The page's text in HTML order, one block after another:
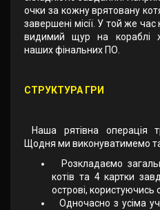
очки за кожну врятовану
завершені місії. У той же
видимий щур на кораблі
наших фінальних ПО.
СТРУКТУРА ГРИ
Наша рятівна операція
Щодня ми виконуватимемо
Розкладаємо
котів та 4 картки
острові, користуючись
Одночасно з усіма